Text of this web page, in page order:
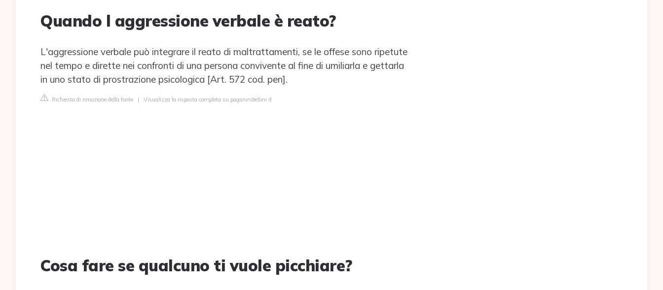
Quando l aggressione verbale è reato?
L'aggressione verbale può integrare il reato di maltrattamenti, se le offese sono ripetute
nel tempo e dirette nei confronti di una persona convivente al fine di umiliarla e gettarla
in uno stato di prostrazione psicologica [Art. 572 cod. pen].
Richiesta di rimozione della fonte | Visualizza la risposta completa su paganinibellini.it
Cosa fare se qualcuno ti vuole picchiare?